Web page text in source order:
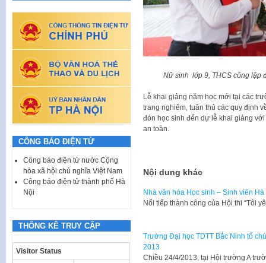
Nữ sinh lớp 9, THCS công lập
Lễ khai giảng năm học mới tại các
trang nghiêm, tuân thủ các quy định
đón học sinh đến dự lễ khai giảng
an toàn.
Nội dung khác
Nhà văn hóa Học sinh – Sinh viên
​Nối tiếp thành công của Hội thi “Tôi
Trường Đại học TDTT Bắc Ninh tổ
2013
​Chiều 24/4/2013, tại Hội trường A
CÔNG BÁO ĐIỆN TỬ
Công báo điện tử nước Cộng
hòa xã hội chủ nghĩa Việt Nam
Công báo điện tử thành phố Hà
Nội
THỐNG KÊ TRUY CẬP
Visitor Status